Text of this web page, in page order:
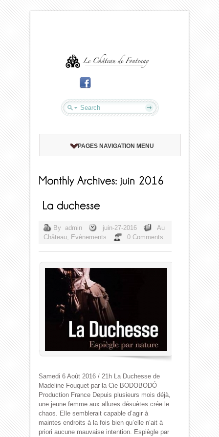
PAGES NAVIGATION MENU
By admin juin-27-2016
Au
Château, Evènements 0 Comments.
Samedi 6 Août 2016 / 21h La Duchesse de
Madeline Fouquet par la Cie BODOBODÓ
Production France Depuis plusieurs mois déjà,
une jeune femme aux allures désuètes crée le
chaos. Elle semblerait capable d’agir à
maintes endroits à la fois bien qu’elle n’ait à
priori aucune mauvaise intention. Espiègle par